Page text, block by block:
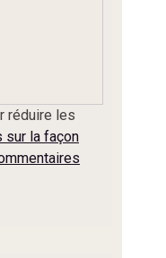
réduire les
sur la façon